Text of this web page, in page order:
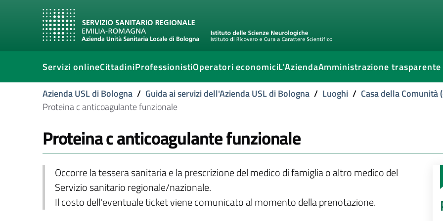
Servizi onlineCittadiniProfessionistiOperatori economiciL'AziendaAmministrazione trasparente
Azienda USL di Bologna / Guida ai servizi dell'Azienda USL di Bologna / Luoghi / Casa della Comunità
Proteina c anticoagulante funzionale
Proteina c anticoagulante funzionale
Occorre la tessera sanitaria e la prescrizione del medico di famiglia o altro medico del
Servizio sanitario regionale/nazionale.
Il costo dell'eventuale ticket viene comunicato al momento della prenotazione.